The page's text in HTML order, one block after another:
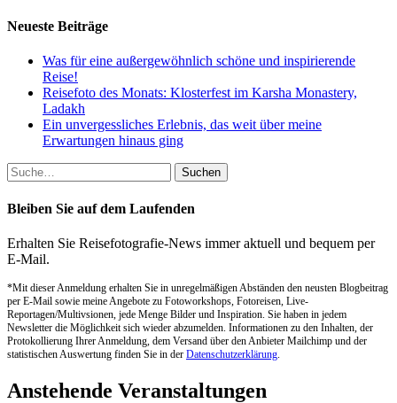
Neueste Beiträge
Was für eine außergewöhnlich schöne und inspirierende
Reise!
Reisefoto des Monats: Klosterfest im Karsha Monastery,
Ladakh
Ein unvergessliches Erlebnis, das weit über meine
Erwartungen hinaus ging
Suche
nach:
Bleiben Sie auf dem Laufenden
Erhalten Sie Reisefotografie-News immer aktuell und bequem per
E-Mail.
*Mit dieser Anmeldung erhalten Sie in unregelmäßigen Abständen den neusten Blogbeitrag
per E-Mail sowie meine Angebote zu Fotoworkshops, Fotoreisen, Live-
Reportagen/Multivsionen, jede Menge Bilder und Inspiration. Sie haben in jedem
Newsletter die Möglichkeit sich wieder abzumelden. Informationen zu den Inhalten, der
Protokollierung Ihrer Anmeldung, dem Versand über den Anbieter Mailchimp und der
statistischen Auswertung finden Sie in der Datenschutzerklärung.
Anstehende Veranstaltungen